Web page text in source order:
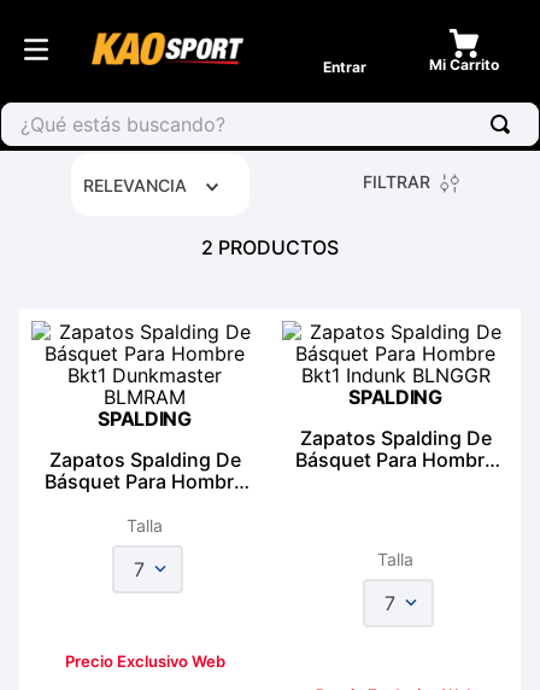
Entrar
¿Qué estás buscando?
RELEVANCIA FILTRAR
2 PRODUCTOS
SPALDING
Zapatos Spalding De
Básquet Para Hombre
BLMRAM
Talla
7
Precio Exclusivo Web
SPALDING
Zapatos Spalding De
Básquet Para Hombre
Talla
7